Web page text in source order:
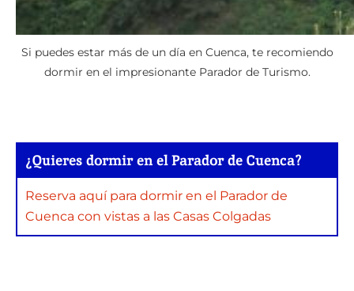
Si puedes estar más de un día en Cuenca, te recomiendo
dormir en el impresionante Parador de Turismo.
¿Quieres dormir en el Parador de Cuenca?
Reserva aquí para dormir en el Parador de
Cuenca con vistas a las Casas Colgadas